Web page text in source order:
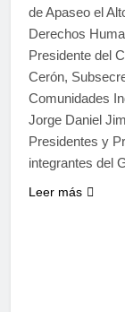
de Apaseo el
Derechos
Presidente del
Cerón,
Comunidades
Jorge Daniel
Presidentes y
integrantes del
Leer más